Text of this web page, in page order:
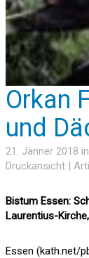
Orkan
und
21. Jänner 2018 in
Druckansicht |
Bistum Essen:
Laurentius-
Essen (kath.net/